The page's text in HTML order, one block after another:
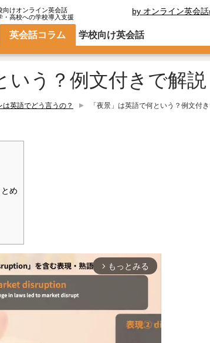
向けオンライン英会話
・高校への学校導入支援
by オンライン英会
英会話コラム 学校向け英会話
いう？例文付きで解説
は英語でどう言うの？ 「夜景」は英語で何という？例文付き
め
arrow_forward_ios もっとみる